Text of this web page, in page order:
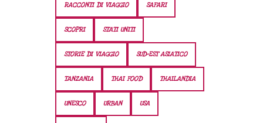
RACCONTI DI VIAGGIO SAFARI
SCOPRI STATI UNITI
STORIE DI VIAGGIO SUD-EST ASIATICO
TANZANIA THAI FOOD THAILANDIA
UNESCO URBAN USA